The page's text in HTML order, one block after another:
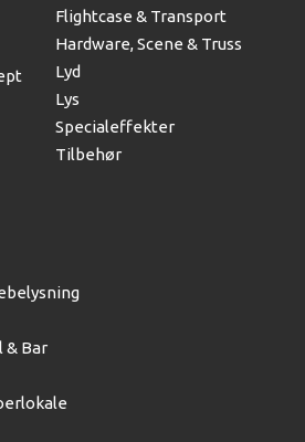
Flightcase & Transport
Hardware, Scene & Truss
Lyd
Lys
Specialeffekter
Tilbehør
& Bar